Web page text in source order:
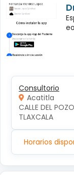
Consultorio
Acatitla
CALLE DEL
TLAXCALA
Horarios